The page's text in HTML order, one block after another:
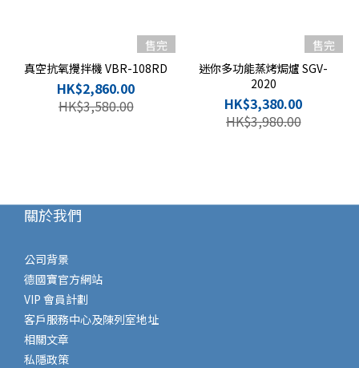
售完
真空抗氧攪拌機 VBR-108RD
HK$2,860.00
HK$3,580.00
售完
迷你多功能蒸烤焗爐 SGV-
2020
HK$3,380.00
HK$3,980.00
關於我們
公司背景
德國寶官方網站
VIP 會員計劃
客戶服務中心及陳列室地址
相關文章
私隱政策